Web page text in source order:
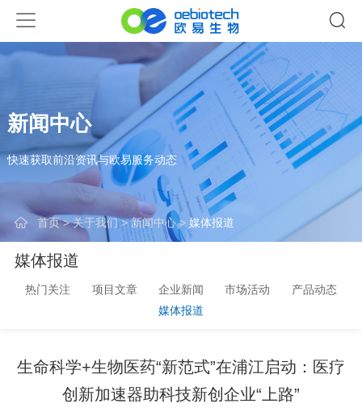
新闻中心
快速获取前沿资讯与欧易服务动态
首页>关于我们>新闻中心> 媒体报道
媒体报道
热门关注 项目文章 企业新闻 市场活动
产品动态
媒体报道
生命科学+生物医药“新范式”在浦江启动：医疗
创新加速器助科技新创企业“上路”